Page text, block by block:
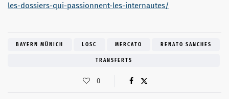
les-dossiers-qui-passionnent-les-internautes/
BAYERN MÜNICH LOSC MERCATO RENATO SANCHES
TRANSFERTS
0